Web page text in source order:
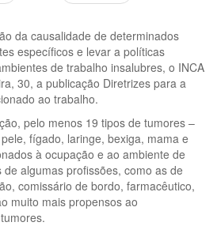
da causalidade de determinados
específicos e levar a políticas
de trabalho insalubres, o INCA
30, a publicação Diretrizes para a
ao trabalho.
pelo menos 19 tipos de tumores –
fígado, laringe, bexiga, mama e
à ocupação e ao ambiente de
algumas profissões, como as de
comissário de bordo, farmacêutico,
muito mais propensos ao